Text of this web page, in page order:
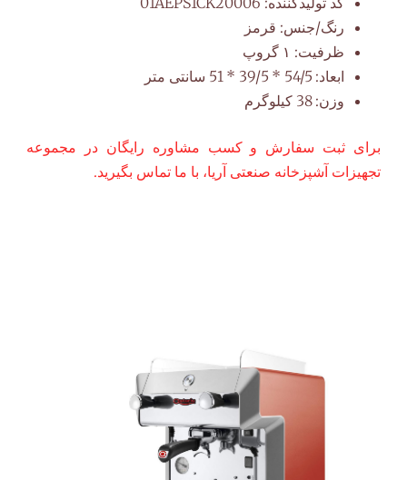
رنگ/جنس: قرمز
ظرفیت: ۱ گروپ
ابعاد: 54/5 * 39/5 * 51 سانتی متر
وزن:38 کیلوگرم
برای ثبت سفارش و کسب مشاوره رایگان در مجموعه
تجهیزات آشپزخانه صنعتی آریا، با ما تماس بگیرید.